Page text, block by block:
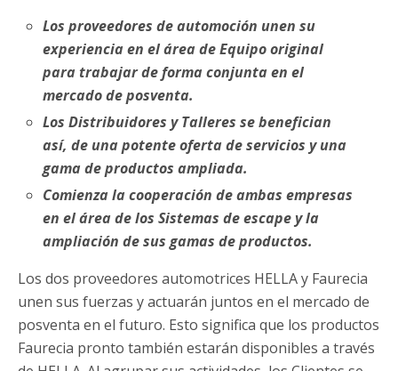
Los proveedores de automoción unen su
experiencia en el área de Equipo original
para trabajar de forma conjunta en el
mercado de posventa.
Los Distribuidores y Talleres se benefician
así, de una potente oferta de servicios y una
gama de productos ampliada.
Comienza la cooperación de ambas empresas
en el área de los Sistemas de escape y la
ampliación de sus gamas de productos.
Los dos proveedores automotrices HELLA y Faurecia
unen sus fuerzas y actuarán juntos en el mercado de
posventa en el futuro. Esto significa que los productos
Faurecia pronto también estarán disponibles a través